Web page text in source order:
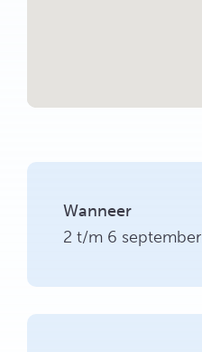
Wanneer
2 t/m 6 september